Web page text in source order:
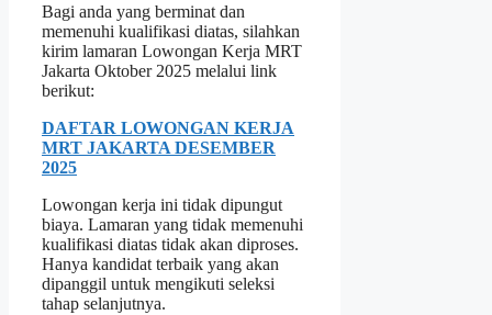
Bagi anda yang berminat dan
memenuhi kualifikasi diatas, silahkan
kirim lamaran Lowongan Kerja MRT
Jakarta Oktober 2025 melalui link
berikut:
DAFTAR LOWONGAN KERJA
MRT JAKARTA DESEMBER
2025
Lowongan kerja ini tidak dipungut
biaya. Lamaran yang tidak memenuhi
kualifikasi diatas tidak akan diproses.
Hanya kandidat terbaik yang akan
dipanggil untuk mengikuti seleksi
tahap selanjutnya.